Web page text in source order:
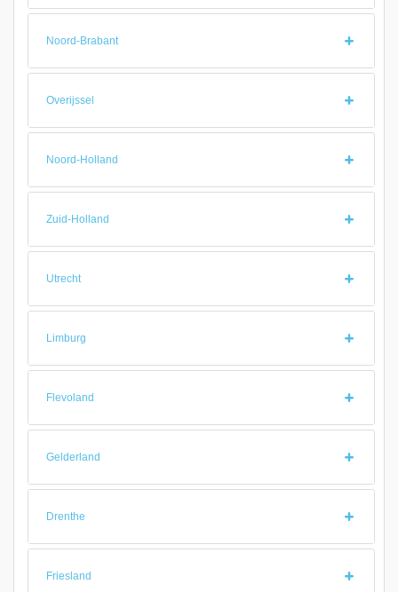
Noord-Brabant
Overijssel
Noord-Holland
Zuid-Holland
Utrecht
Limburg
Flevoland
Gelderland
Drenthe
Friesland